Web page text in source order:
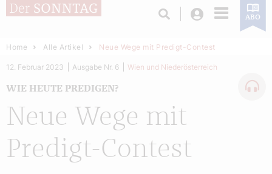
Login ABO
Home Alle Artikel Neue Wege mit Predigt-Contest
Neue Wege mit
Predigt-Contest
WIE HEUTE PREDIGEN?
12. Februar 2023 Ausgabe Nr. 6 Wien und Niederösterreich